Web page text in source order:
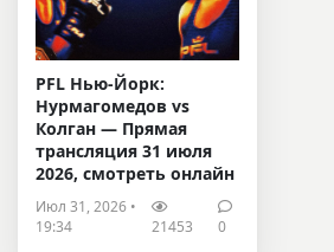
PFL Нью-Йорк:
Нурмагомедов vs
Колган — Прямая
трансляция 31 июля
2026, смотреть онлайн
Июл 31, 2026 •
19:34
21453 0